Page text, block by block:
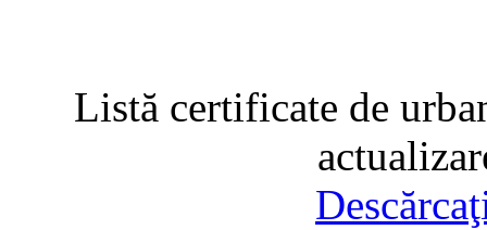
Listă certificate de